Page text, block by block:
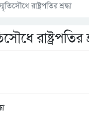
রাষ্ট্রপতির শ্রদ্ধা
রাষ্ট্রপতির